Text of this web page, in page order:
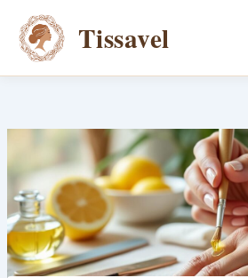
contenu
Tissavel